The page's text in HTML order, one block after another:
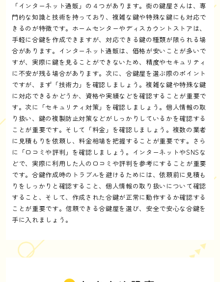
「インターネット通販」の４つがあります。街の鍵屋さんは、専
門的な知識と技術を持っており、複雑な鍵や特殊な鍵にも対応で
きるのが特徴です。ホームセンターやディスカウントストアは、
手軽に合鍵を作成できますが、対応できる鍵の種類が限られる場
合があります。インターネット通販は、価格が安いことが多いで
すが、実際に鍵を見ることができないため、精度やセキュリティ
に不安が残る場合があります。次に、合鍵屋を選ぶ際のポイント
ですが、まず「技術力」を確認しましょう。複雑な鍵や特殊な鍵
に対応できるかどうか、資格や実績などを確認することが重要で
す。次に「セキュリティ対策」を確認しましょう。個人情報の取
り扱い、鍵の複製防止対策などがしっかりしているかを確認する
ことが重要です。そして「料金」を確認しましょう。複数の業者
に見積もりを依頼し、料金相場を把握することが重要です。さら
に「口コミや評判」を確認しましょう。インターネットやSNSな
どで、実際に利用した人の口コミや評判を参考にすることが重要
です。合鍵作成時のトラブルを避けるためには、依頼前に見積も
りをしっかりと確認すること、個人情報の取り扱いについて確認
すること、そして、作成された合鍵が正常に動作するか確認する
ことが重要です。信頼できる合鍵屋を選び、安全で安心な合鍵を
手に入れましょう。